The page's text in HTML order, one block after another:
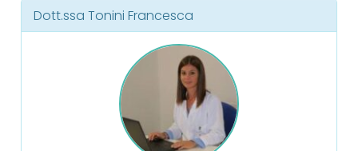
Dott.ssa Tonini Francesca